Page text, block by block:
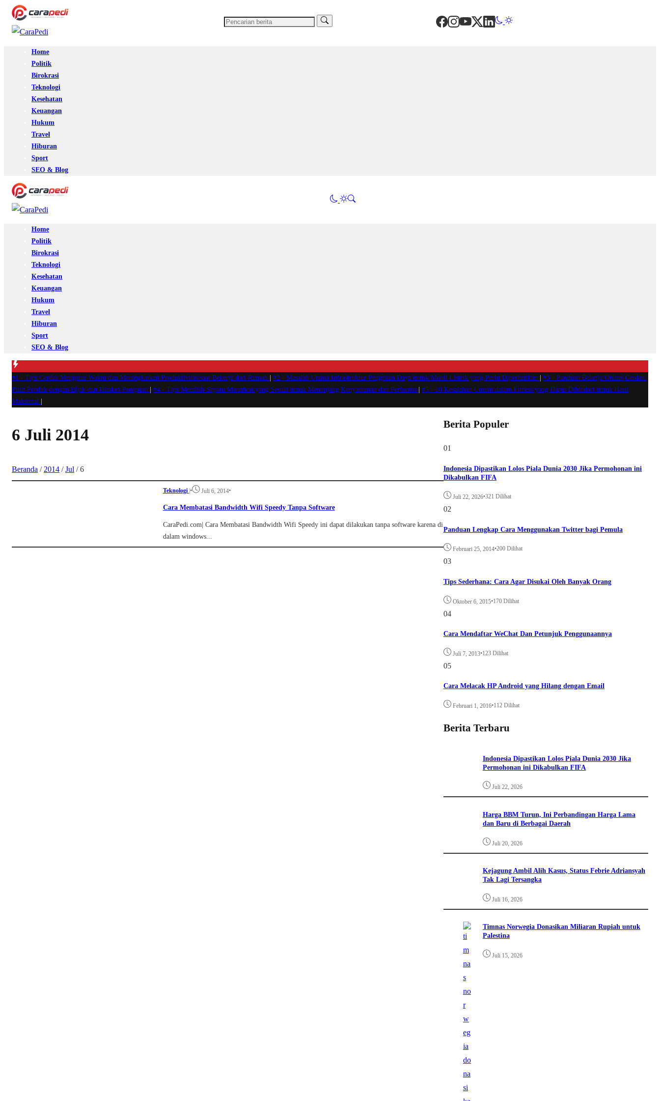
Home
Politik
Birokrasi
Teknologi
Kesehatan
Keuangan
Hukum
Travel
Hiburan
Sport
SEO & Blog
Home
Politik
Birokrasi
Teknologi
Kesehatan
Keuangan
Hukum
Travel
Hiburan
Sport
SEO & Blog
#1 - Tips Cerdas Mengatur Waktu dan Meningkatkan Produktivitas saat Bekerja dari Rumah #2 - Masalah Utama Infrastruktur Pengisian Daya untuk Mobil Listrik yang Perlu Diperhatikan #3 - Panduan Belanja Online Cerdas:
Pilih Produk dengan Bijak dan Hindari Penipuan
#4 - Tips Memilih Sepatu Marathon yang Sesuai untuk Menunjang Kenyamanan dan Performa #5 - 10 Kesalahan Umum dalam Fitness yang Harus Dihindari untuk Hasil
Maksimal
6 Juli 2014
Beranda / 2014 /Jul /6
Teknologi • Juli 6, 2014•
Cara Membatasi Bandwidth Wifi Speedy Tanpa Software
CaraPedi.com| Cara Membatasi Bandwidth Wifi Speedy ini dapat dilakukan tanpa software karena di
dalam windows...
Berita Populer
01
Indonesia Dipastikan Lolos Piala Dunia 2030 Jika Permohonan ini
Dikabulkan FIFA
Juli 22, 2026•321 Dilihat
02
Panduan Lengkap Cara Menggunakan Twitter bagi Pemula
Februari 25, 2014•200 Dilihat
03
Tips Sederhana: Cara Agar Disukai Oleh Banyak Orang
Oktober 6, 2015•170 Dilihat
04
Cara Mendaftar WeChat Dan Petunjuk Penggunaannya
Juli 7, 2013•123 Dilihat
05
Cara Melacak HP Android yang Hilang dengan Email
Februari 1, 2016•112 Dilihat
Berita Terbaru
Indonesia Dipastikan Lolos Piala Dunia 2030 Jika
Permohonan ini Dikabulkan FIFA
Juli 22, 2026
Harga BBM Turun, Ini Perbandingan Harga Lama
dan Baru di Berbagai Daerah
Juli 20, 2026
Kejagung Ambil Alih Kasus, Status Febrie Adriansyah
Tak Lagi Tersangka
Juli 16, 2026
Timnas Norwegia Donasikan Miliaran Rupiah untuk
Palestina
Juli 15, 2026